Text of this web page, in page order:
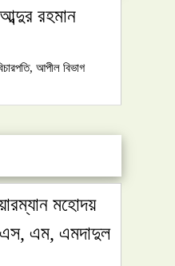
রহমান
আপীল বিভাগ
মহোদয়
এস, এম, এমদাদুল